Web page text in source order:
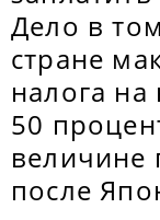
Дело в
стране
налога на
50
величине
после